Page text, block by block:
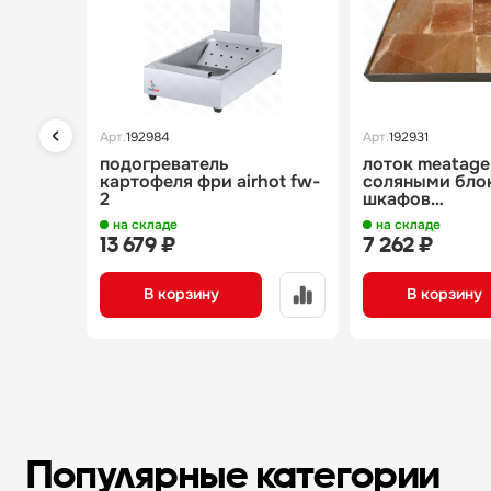
Арт.192984
подогреватель
картофеля фри airhot fw-
2
на складе
13 679 ₽
В корзину
Арт.192931
лоток
соляными
шкафов
vi/60/120/
wt sn125/415
на складе
7 262 ₽
В корзину
Популярные категории